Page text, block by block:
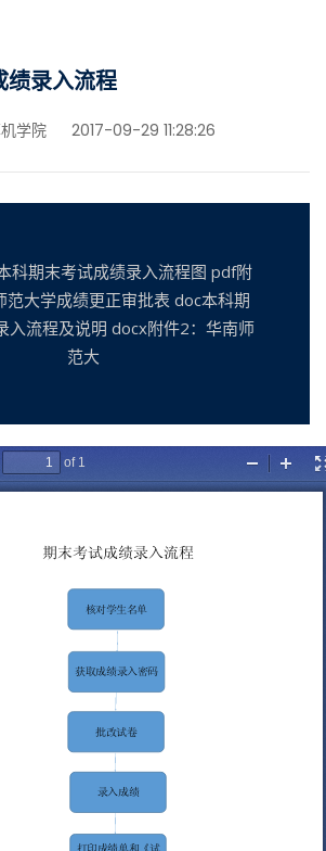
绩录入流程
学院 2017-09-29 11:28:26
科期末考试成绩录入流程图 pdf附
范大学成绩更正审批表 doc本科期
入流程及说明 docx附件2：华南师
范大